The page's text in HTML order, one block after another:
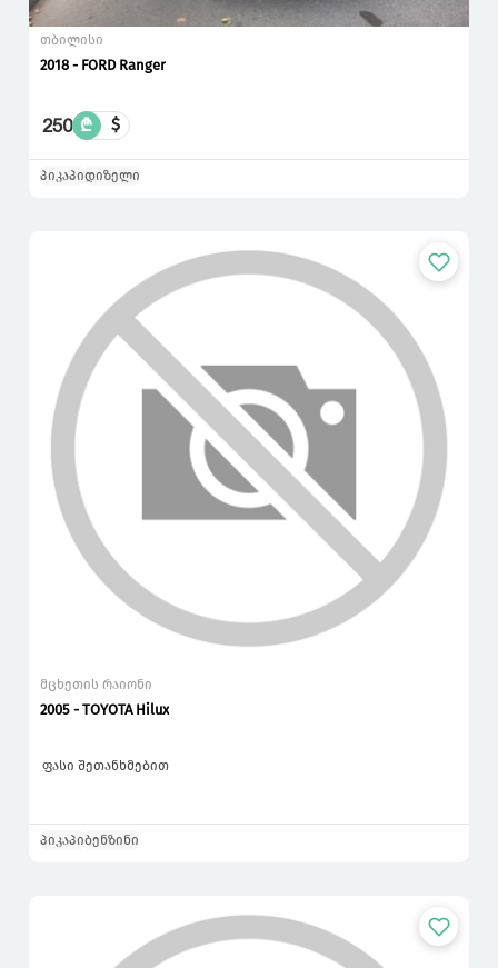
თბილისი
2018 - FORD Ranger
250 ₾ $
პიკაპიდიზელი
მცხეთის რაიონი
2005 - TOYOTA Hilux
ფასი შეთანხმებით
პიკაპიბენზინი